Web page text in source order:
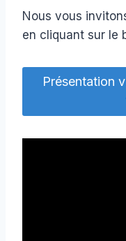
Nous vous
en cliquant sur le
Présentation